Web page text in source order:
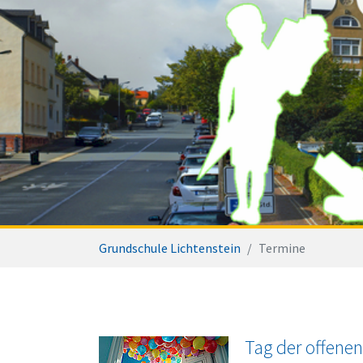
Grundschule Lichtenstein Termine
Tag der